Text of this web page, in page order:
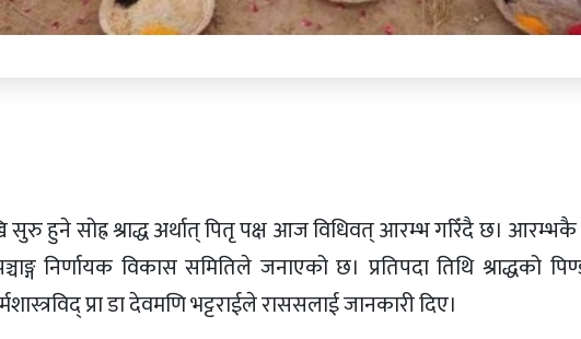
सुरु हुने सोह्र श्राद्ध अर्थात् पितृ पक्ष आज विधिवत् आरम्भ गरिँदै छ।
पञ्चाङ्ग निर्णायक विकास समितिले जनाएको छ। प्रतिपदा तिथि श्राद्धको
प्रा डा देवमणि भट्टराईले राससलाई जानकारी दिए।